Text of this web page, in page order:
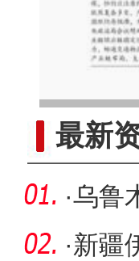
最新
·乌鲁
众生
·新疆